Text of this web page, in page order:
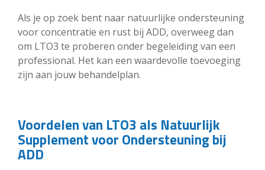
Als je op zoek bent naar natuurlijke ondersteuning
voor concentratie en rust bij ADD, overweeg dan
om LTO3 te proberen onder begeleiding van een
professional. Het kan een waardevolle toevoeging
zijn aan jouw behandelplan.
Voordelen van LTO3 als Natuurlijk
Supplement voor Ondersteuning bij
ADD